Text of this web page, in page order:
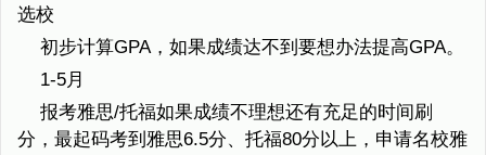
选校
初步计算GPA，如果成绩达不到要想办法提高GPA。
1-5月
报考雅思/托福如果成绩不理想还有充足的时间刷
分，最起码考到雅思6.5分、托福80分以上，申请名校雅